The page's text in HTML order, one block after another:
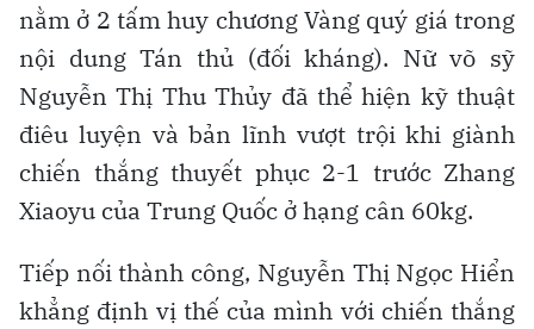
nằm ở 2 tấm huy chương Vàng quý giá trong
nội dung Tán thủ (đối kháng). Nữ võ sỹ
Nguyễn Thị Thu Thủy đã thể hiện kỹ thuật
điêu luyện và bản lĩnh vượt trội khi giành
chiến thắng thuyết phục 2-1 trước Zhang
Xiaoyu của Trung Quốc ở hạng cân 60kg.
Tiếp nối thành công, Nguyễn Thị Ngọc Hiển
khẳng định vị thế của mình với chiến thắng